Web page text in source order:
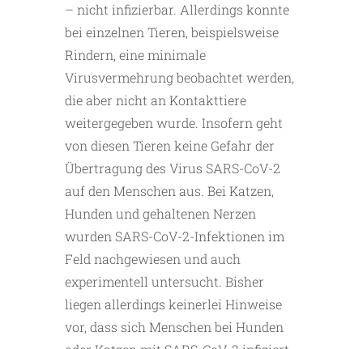
– nicht infizierbar. Allerdings konnte
bei einzelnen Tieren, beispielsweise
Rindern, eine minimale
Virusvermehrung beobachtet werden,
die aber nicht an Kontakttiere
weitergegeben wurde. Insofern geht
von diesen Tieren keine Gefahr der
Übertragung des Virus SARS-CoV-2
auf den Menschen aus. Bei Katzen,
Hunden und gehaltenen Nerzen
wurden SARS-CoV-2-Infektionen im
Feld nachgewiesen und auch
experimentell untersucht. Bisher
liegen allerdings keinerlei Hinweise
vor, dass sich Menschen bei Hunden